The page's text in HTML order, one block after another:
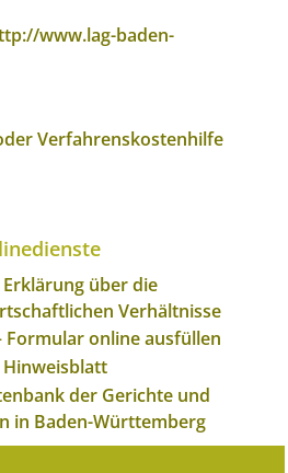
www.lag-baden-
Verfahrenskostenhilfe
über die
Verhältnisse
Formular online ausfüllen
der Gerichte und
in Baden-Württemberg